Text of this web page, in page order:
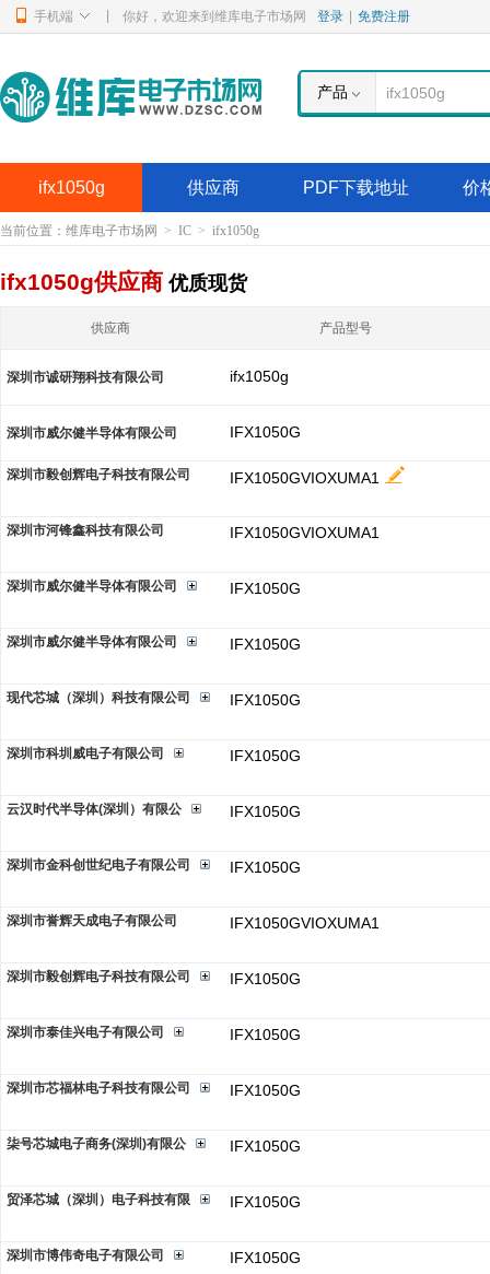
手机端 你好，欢迎来到维库电子市场网 登录 免费注册
产品
ifx1050g 供应商 PDF下载地址 价
当前位置： 维库电子市场网 > IC > ifx1050g
ifx1050g供应商 优质现货
供应商 产品型号
深圳市诚研翔科技有限公司 ifx1050g
深圳市威尔健半导体有限公司 IFX1050G
深圳市毅创辉电子科技有限公司 IFX1050GVIOXUMA1
深圳市河锋鑫科技有限公司 IFX1050GVIOXUMA1
深圳市威尔健半导体有限公司 IFX1050G
深圳市威尔健半导体有限公司 IFX1050G
现代芯城（深圳）科技有限公司 IFX1050G
深圳市科圳威电子有限公司 IFX1050G
云汉时代半导体(深圳）有限公 IFX1050G
深圳市金科创世纪电子有限公司 IFX1050G
深圳市誉辉天成电子有限公司 IFX1050GVIOXUMA1
深圳市毅创辉电子科技有限公司 IFX1050G
深圳市泰佳兴电子有限公司 IFX1050G
深圳市芯福林电子科技有限公司 IFX1050G
柒号芯城电子商务(深圳)有限公 IFX1050G
贸泽芯城（深圳）电子科技有限 IFX1050G
深圳市博伟奇电子有限公司 IFX1050G